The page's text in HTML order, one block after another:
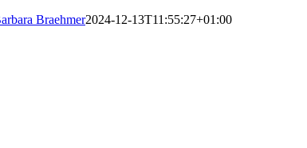
Braehmer2024-12-13T11:55:27+01:00